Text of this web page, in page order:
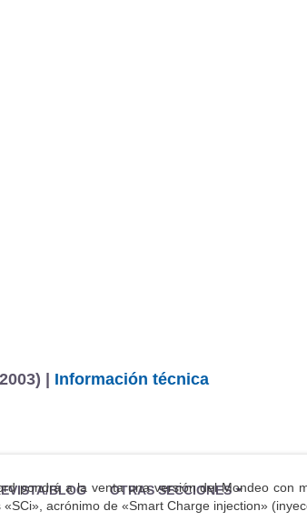
BLOG OTRAS SECCIONES
| Información técnica
pondrá a la venta una versión del Mondeo con
acrónimo de «Smart Charge injection»